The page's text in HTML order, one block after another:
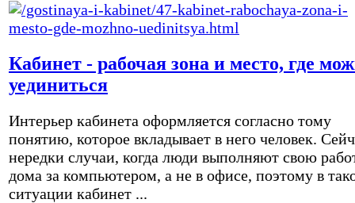
Кабинет - рабочая зона и место, где
уединиться
Интерьер кабинета оформляется согласно тому
понятию, которое вкладывает в него человек.
нередки случаи, когда люди выполняют свою
дома за компьютером, а не в офисе, поэтому в
ситуации кабинет ...